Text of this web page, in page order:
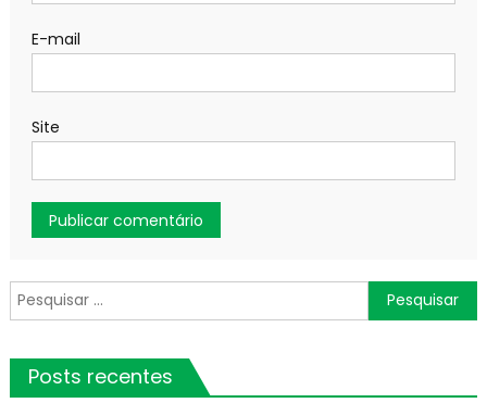
E-mail
Site
Pesquisar
por:
Posts recentes